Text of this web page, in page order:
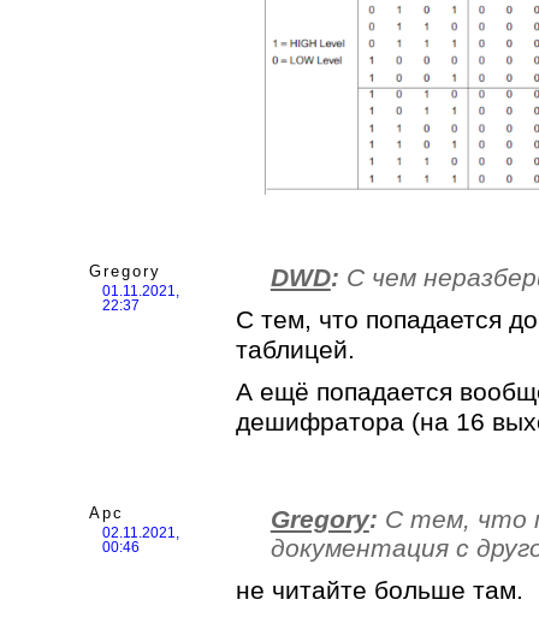
Gregory
01.11.2021,
22:37
DWD: С чем
С тем, что попадается
таблицей.
А ещё попадается
дешифратора (на 16
Арс
02.11.2021,
00:46
Gregory: С тем, что
документация с
не читайте больше там.